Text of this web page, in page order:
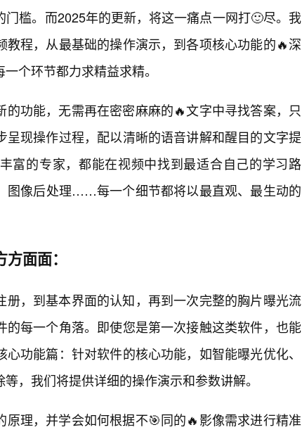
槛。而2025年的更新，将这一痛点一网打🙂尽。我
程，从最基础的操作演示，到各项核心功能的🔥深
个环节都力求精益求精。
功能，无需再在密密麻麻的🔥文字中寻找答案，只
现操作过程，配以清晰的语音讲解和醒目的文字提
富的专家，都能在视频中找到最适合自己的学习路
图像后处理……每一个细节都将以最直观、最生动的
面面：
册，到基本界面的认知，再到一次完整的胸片曝光流
每一个角落。即使您是第一次接触这类软件，也能
功能篇：针对软件的核心功能，如智能曝光优化、
，我们将提供详细的操作演示和参数讲解。
原理，并学会如何根据不🎯同的🔥影像需求进行精准